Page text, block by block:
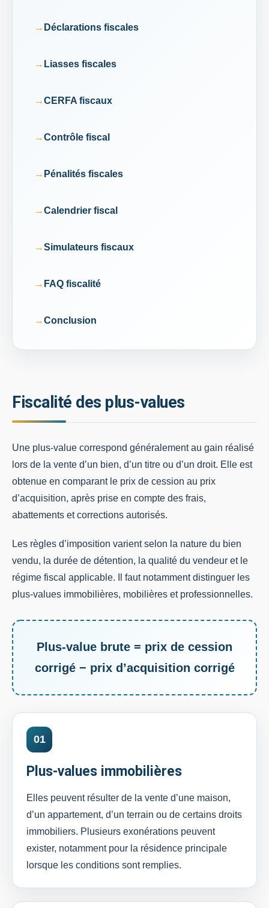
Déclarations fiscales
Liasses fiscales
CERFA fiscaux
Contrôle fiscal
Pénalités fiscales
Calendrier fiscal
Simulateurs fiscaux
FAQ fiscalité
Conclusion
Fiscalité des plus-values
Une plus-value correspond généralement au gain réalisé
lors de la vente d’un bien, d’un titre ou d’un droit. Elle est
obtenue en comparant le prix de cession au prix
d’acquisition, après prise en compte des frais,
abattements et corrections autorisés.
Les règles d’imposition varient selon la nature du bien
vendu, la durée de détention, la qualité du vendeur et le
régime fiscal applicable. Il faut notamment distinguer les
plus-values immobilières, mobilières et professionnelles.
Plus-value brute = prix de cession
corrigé − prix d’acquisition corrigé
01
Plus-values immobilières
Elles peuvent résulter de la vente d’une maison,
d’un appartement, d’un terrain ou de certains droits
immobiliers. Plusieurs exonérations peuvent
exister, notamment pour la résidence principale
lorsque les conditions sont remplies.